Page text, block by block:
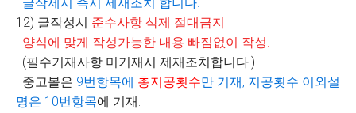
12) 글작성시 준수사항 삭제 절대금지.
양식에 맞게 작성가능한 내용 빠짐없이 작성.
(필수기재사항 미기재시 제재조치합니다.)
중고볼은 9번항목에 총지공횟수만 기재, 지공횟수 이외설
명은 10번항목에 기재.